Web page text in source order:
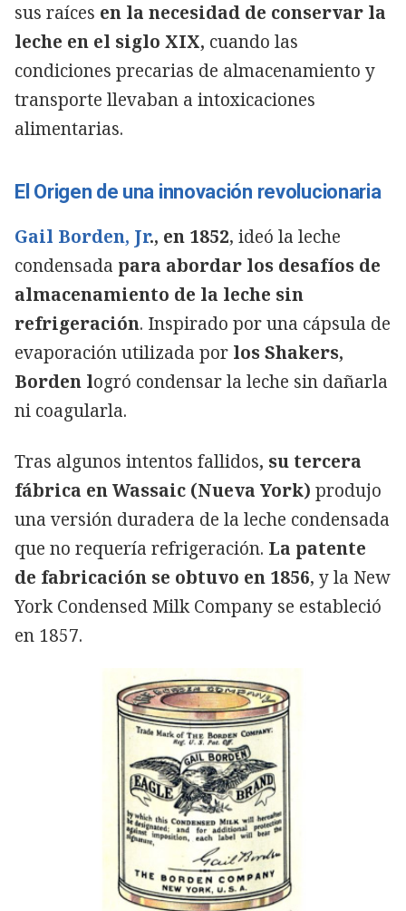
sus raíces en la necesidad de conservar la
leche en el siglo XIX, cuando las
condiciones precarias de almacenamiento y
transporte llevaban a intoxicaciones
alimentarias.
El Origen de una innovación revolucionaria
Gail Borden, Jr., en 1852, ideó la leche
condensada para abordar los desafíos de
almacenamiento de la leche sin
refrigeración. Inspirado por una cápsula de
evaporación utilizada por los Shakers,
Borden logró condensar la leche sin dañarla
ni coagularla.
Tras algunos intentos fallidos, su tercera
fábrica en Wassaic (Nueva York) produjo
una versión duradera de la leche condensada
que no requería refrigeración. La patente
de fabricación se obtuvo en 1856, y la New
York Condensed Milk Company se estableció
en 1857.